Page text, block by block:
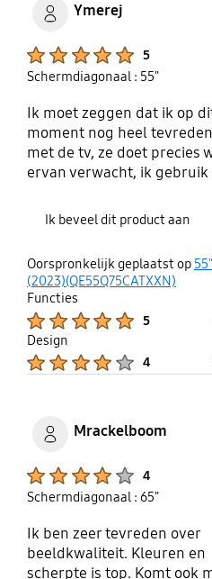
Ymerej
5
Schermdiagonaal : 55"
Ik moet zeggen dat ik op
moment nog heel
met de tv, ze doet precies
ervan verwacht, ik gebruik
en de kwaliteit van beeld is
Ik beveel dit product aan
Oorspronkelijk geplaatst op
(2023)(QE55Q75CATXXN)
Functies
5
Design
4
Mrackelboom
4
Schermdiagonaal : 65"
Ik ben zeer tevreden over
beeldkwaliteit. Kleuren en
scherpte is top. Komt ook